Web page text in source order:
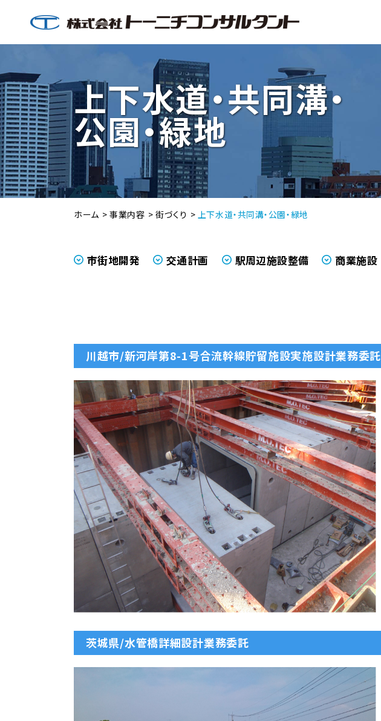
代表挨拶
鉄道・
鉄道構造物
街づくり
採用情報
TOP
トーニチの魅力 先輩社員の声
上下水道・共同溝・
公園・緑地
ホーム 事業内容 街づくり 上下水道・共同溝・ 公園・緑地
市街地開発 交通計画 駅周辺施設整備 商業施設
川越市/新河岸第8-1号合流幹線貯留施設実施設計業務委託
茨城県/水管橋詳細設計業務委託